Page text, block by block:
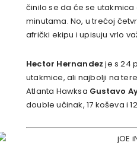
činilo se da će se
minutama. No, u trećoj
afrički ekipu i upisuju vrlo
Hector Hernandez je s 24
utakmice, ali najbolji na
Atlanta Hawksa Gustavo
double učinak, 17 koševa i